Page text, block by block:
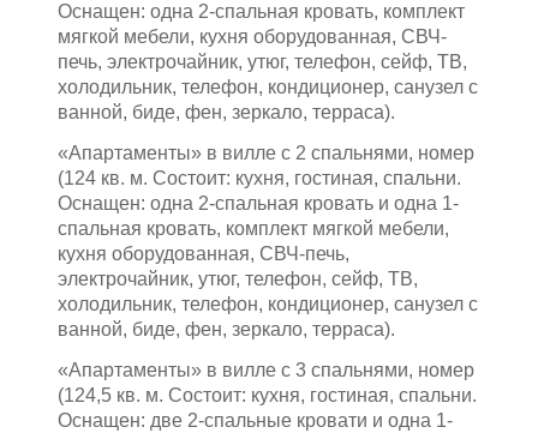
Оснащен: одна 2-спальная кровать, комплект
мягкой мебели, кухня оборудованная, СВЧ-
печь, электрочайник, утюг, телефон, сейф, ТВ,
холодильник, телефон, кондиционер, санузел с
ванной, биде, фен, зеркало, терраса).
«Апартаменты» в вилле с 2 спальнями, номер
(124 кв. м. Состоит: кухня, гостиная, спальни.
Оснащен: одна 2-спальная кровать и одна 1-
спальная кровать, комплект мягкой мебели,
кухня оборудованная, СВЧ-печь,
электрочайник, утюг, телефон, сейф, ТВ,
холодильник, телефон, кондиционер, санузел с
ванной, биде, фен, зеркало, терраса).
«Апартаменты» в вилле с 3 спальнями, номер
(124,5 кв. м. Состоит: кухня, гостиная, спальни.
Оснащен: две 2-спальные кровати и одна 1-